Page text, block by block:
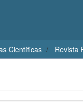
Científicas Revista